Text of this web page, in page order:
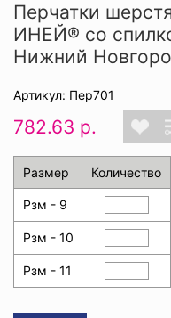
Перчатки
ИНЕЙ® со
Нижний
Артикул: Пер701
782.63 р.
Размер Количество
Рзм - 9
Рзм - 10
Рзм - 11